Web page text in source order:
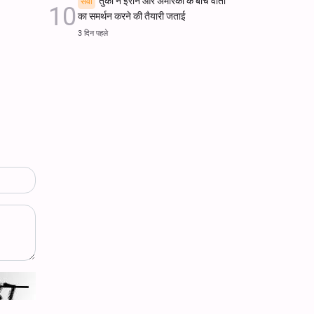
का समर्थन करने की तैयारी जताई
3 दिन पहले